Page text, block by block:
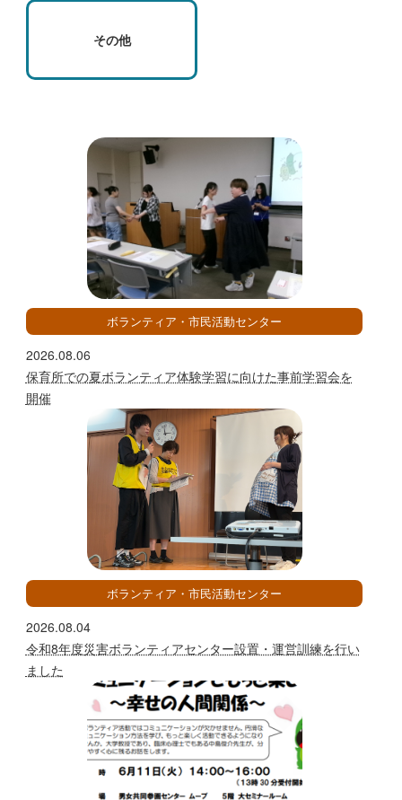
その他
ボランティア・市民活動センター
2026.08.06
保育所での夏ボランティア体験学習に向けた事前学習会を
開催
ボランティア・市民活動センター
2026.08.04
令和8年度災害ボランティアセンター設置・運営訓練を行い
ました